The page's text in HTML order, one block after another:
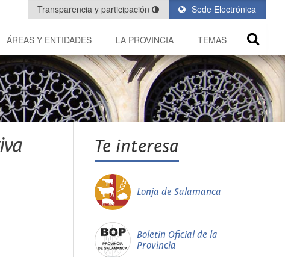
Sede Electrónica
Transparencia y participación
ÁREAS Y ENTIDADES LA PROVINCIA TEMAS
Te interesa
Lonja de Salamanca
Boletín Oficial de la
Provincia